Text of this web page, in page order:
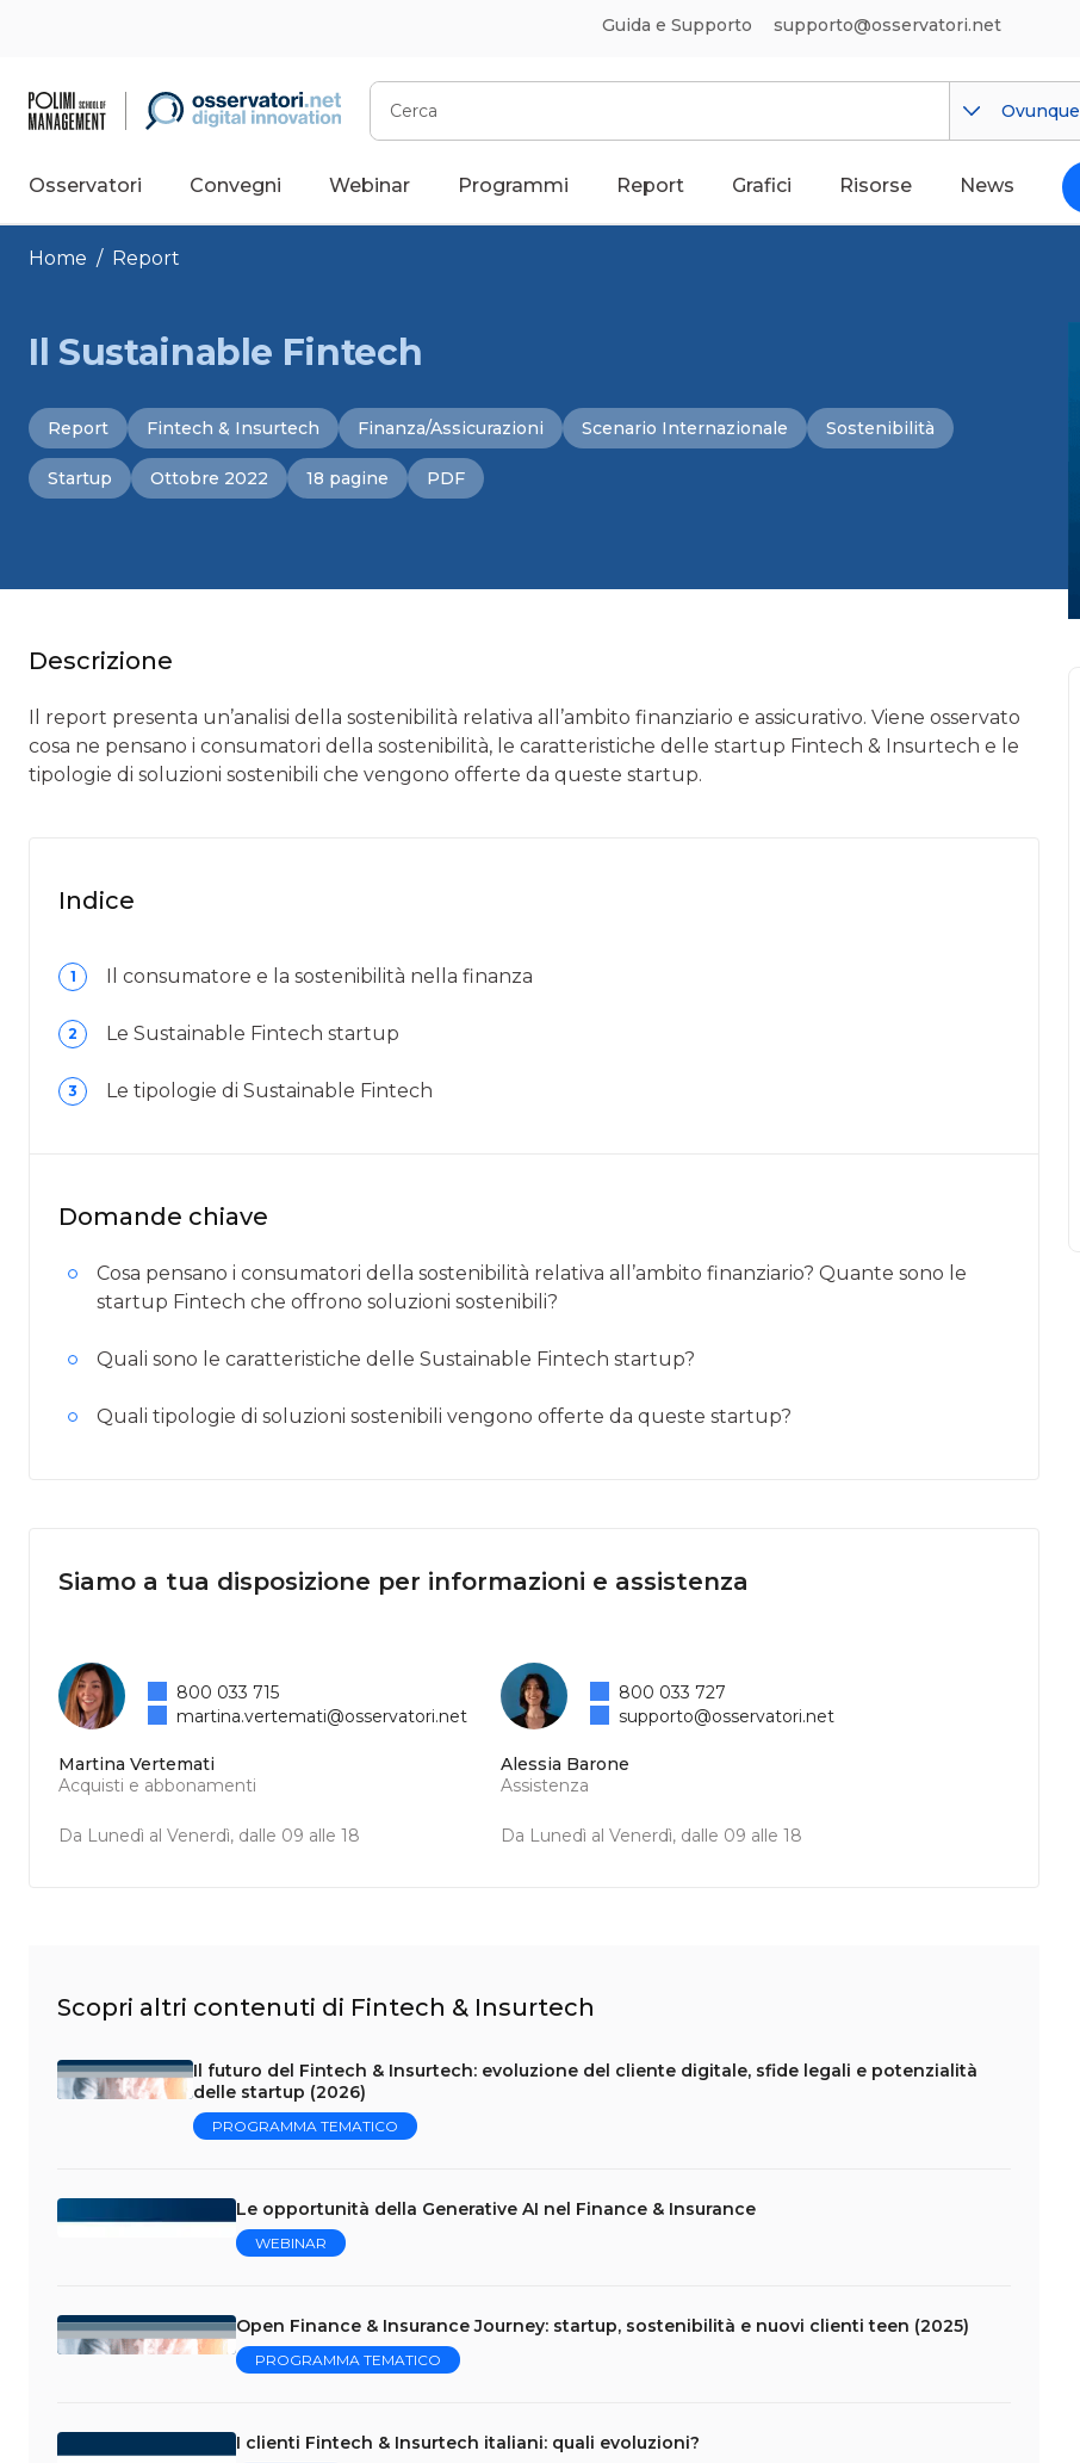
Guida e Supporto supporto@osservatori.net
Cerca
Ovunque
Osservatori Convegni Webinar Programmi Report Grafici Risorse News
Home / Report
Il Sustainable Fintech
Report Fintech & Insurtech Finanza/Assicurazioni Scenario Internazionale Sostenibilità
Startup Ottobre 2022 18 pagine PDF
Descrizione
Il report presenta un’analisi della sostenibilità relativa all’ambito finanziario e assicurativo. Viene osservato
cosa ne pensano i consumatori della sostenibilità, le caratteristiche delle startup Fintech & Insurtech e le
tipologie di soluzioni sostenibili che vengono offerte da queste startup.
Indice
1 Il consumatore e la sostenibilità nella finanza
2 Le Sustainable Fintech startup
3 Le tipologie di Sustainable Fintech
Domande chiave
Cosa pensano i consumatori della sostenibilità relativa all’ambito finanziario? Quante sono le
startup Fintech che offrono soluzioni sostenibili?
Quali sono le caratteristiche delle Sustainable Fintech startup?
Quali tipologie di soluzioni sostenibili vengono offerte da queste startup?
Siamo a tua disposizione per informazioni e assistenza
Martina Vertemati
Acquisti e abbonamenti
Da Lunedì al Venerdì, dalle 09 alle 18
800 033 715
martina.vertemati@osservatori.net
Alessia Barone
Assistenza
Da Lunedì al Venerdì, dalle 09 alle 18
800 033 727
supporto@osservatori.net
Scopri altri contenuti di Fintech & Insurtech
Il futuro del Fintech & Insurtech: evoluzione del cliente digitale, sfide legali e potenzialità
delle startup (2026)
PROGRAMMA TEMATICO
Le opportunità della Generative AI nel Finance & Insurance
WEBINAR
Open Finance & Insurance Journey: startup, sostenibilità e nuovi clienti teen (2025)
PROGRAMMA TEMATICO
I clienti Fintech & Insurtech italiani: quali evoluzioni?